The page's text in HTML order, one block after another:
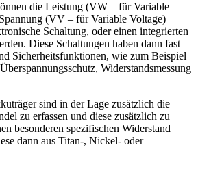
die Leistung (VW – für Variable
(VV – für Variable Voltage)
Schaltung, oder einen integrierten
Diese Schaltungen haben dann fast
Sicherheitsfunktionen, wie zum Beispiel
Widerstandsmessung
sind in der Lage zusätzlich die
zu erfassen und diese zusätzlich zu
besonderen spezifischen Widerstand
dann aus Titan-, Nickel- oder